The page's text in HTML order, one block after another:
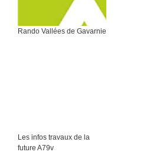
Rando Vallées de Gavarnie
Les infos travaux de la
future A79v